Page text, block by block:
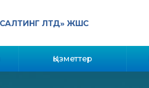
ЛТД» ЖШС
Қызметтер